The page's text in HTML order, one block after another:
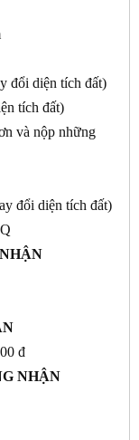
đổi diện tích đất)
tích đất)
và nộp những
đổi diện tích đất)
đ
NHẬN